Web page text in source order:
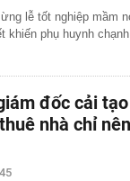
lễ tốt nghiệp mầm
khiến phụ huynh chạnh
đốc cải
nhà chỉ